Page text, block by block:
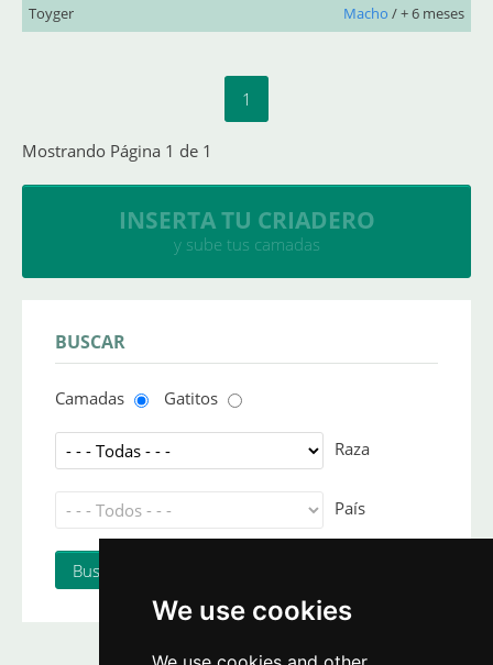
We use cookies
Toyger Macho / + 6 meses
1
Mostrando Página 1 de 1
INSERTA TU CRIADERO
y sube tus camadas
BUSCAR
Camadas Gatitos
Raza
País